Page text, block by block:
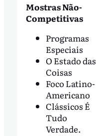
Mostras Não-
Competitivas
Programas
Especiais
O Estado das
Coisas
Foco Latino-
Americano
Clássicos É
Tudo
Verdade.